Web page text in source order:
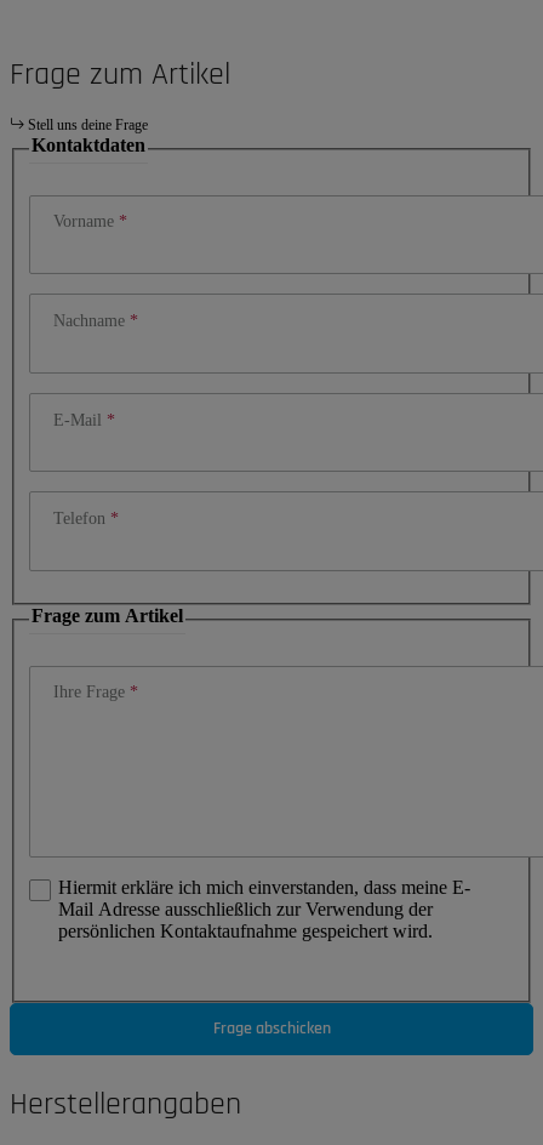
Frage zum Artikel
Stell uns deine Frage
Kontaktdaten
Vorname
Nachname
E-Mail
Telefon
Frage zum Artikel
Ihre Frage
Hiermit erkläre ich mich einverstanden, dass meine E-
Mail Adresse ausschließlich zur Verwendung der
persönlichen Kontaktaufnahme gespeichert wird.
Frage abschicken
Herstellerangaben